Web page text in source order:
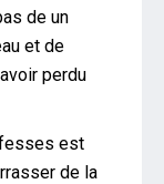
de un
et de
perdu
est
de la